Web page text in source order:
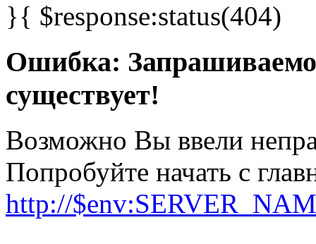
}{ $response:status(404)
Ошибка:
существует!
Возможно Вы ввели
Попробуйте начать с
http://